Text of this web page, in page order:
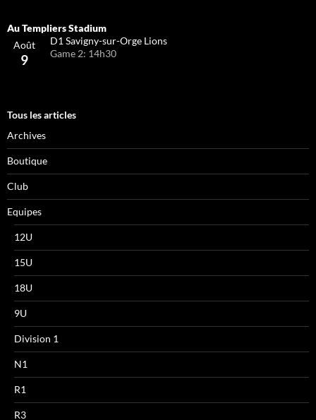
Août
9
D1 Savigny-sur-Orge Lions
Game 2: 14h30
Tous les articles
Archives
Boutique
Club
Equipes
12U
15U
18U
9U
Division 1
N1
R1
R3